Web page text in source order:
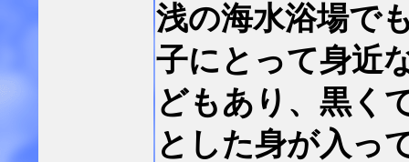
浅の海水浴場で
子にとって身近
どもあり、黒く
とした身が入っ